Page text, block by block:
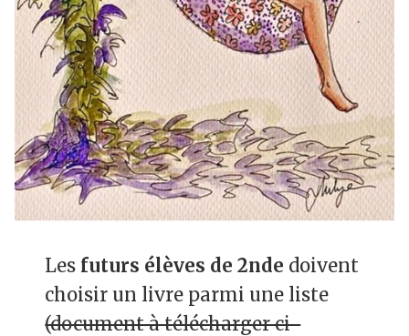
Les futurs élèves de 2nde doivent
choisir un livre parmi une liste
(document à télécharger ci-